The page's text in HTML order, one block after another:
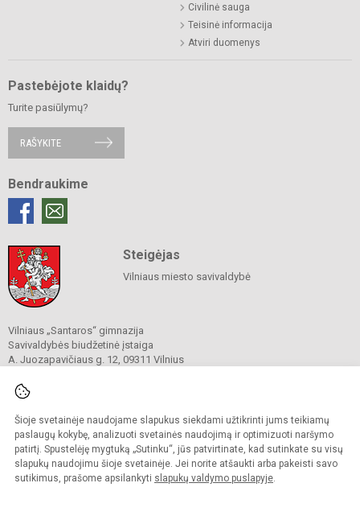
Šioje svetainėje naudojame slapukus siekdami užtikrinti jums teikiamų
paslaugų kokybę, analizuoti svetainės naudojimą ir optimizuoti naršymo
patirtį. Spustelėję mygtuką „Sutinku“, jūs patvirtinate, kad sutinkate su visų
slapukų naudojimu šioje svetainėje. Jei norite atšaukti arba pakeisti savo
sutikimus, prašome apsilankyti slapukų valdymo puslapyje.
Civilinė sauga
Teisinė informacija
Atviri duomenys
Pastebėjote klaidų?
Turite pasiūlymų?
RAŠYKITE
Bendraukime
Steigėjas
Vilniaus miesto savivaldybė
Vilniaus „Santaros“ gimnazija
Savivaldybės biudžetinė įstaiga
A. Juozapavičiaus g. 12, 09311 Vilnius
El. p.
Duomenys kaupiami ir saugomi
Juridinių asmenų registre
Įmonės kodas 304089960